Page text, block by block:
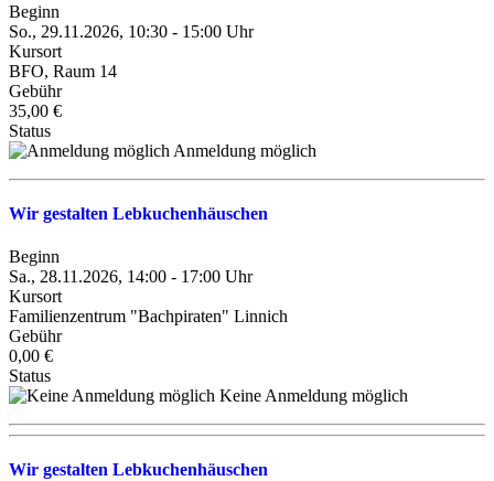
Beginn
So., 29.11.2026, 10:30 - 15:00 Uhr
Kursort
BFO, Raum 14
Gebühr
35,00 €
Status
Anmeldung möglich
Wir gestalten Lebkuchenhäuschen
Beginn
Sa., 28.11.2026, 14:00 - 17:00 Uhr
Kursort
Familienzentrum "Bachpiraten" Linnich
Gebühr
0,00 €
Status
Keine Anmeldung möglich
Wir gestalten Lebkuchenhäuschen